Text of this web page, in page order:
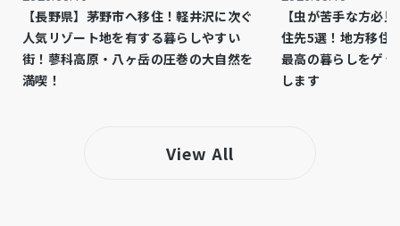
ーポート
備考
◆セカンドハウスの利用で定期的なメンテナン
スもされ、程度良好です ◆水道：
ガス：80mm→30mm ◆売主は契約不適合責
【長野県】茅野市へ移住！軽井沢に次ぐ
人気リゾート地を有する暮らしやすい
街！蓼科高原・八ヶ岳の圧巻の大自然を
満喫！
【虫が苦手な方必
住先5選！地方移住
最高の暮らしをゲ
します
View All